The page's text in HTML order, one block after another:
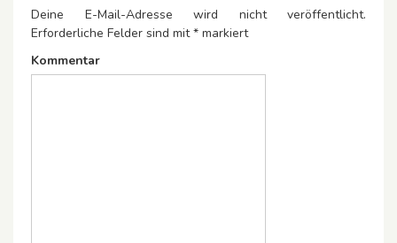
Deine E-Mail-Adresse wird nicht veröffentlicht.
Erforderliche Felder sind mit* markiert
Kommentar